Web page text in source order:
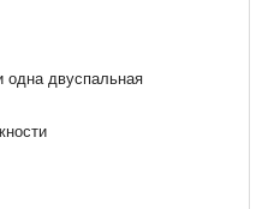
одна двуспальная